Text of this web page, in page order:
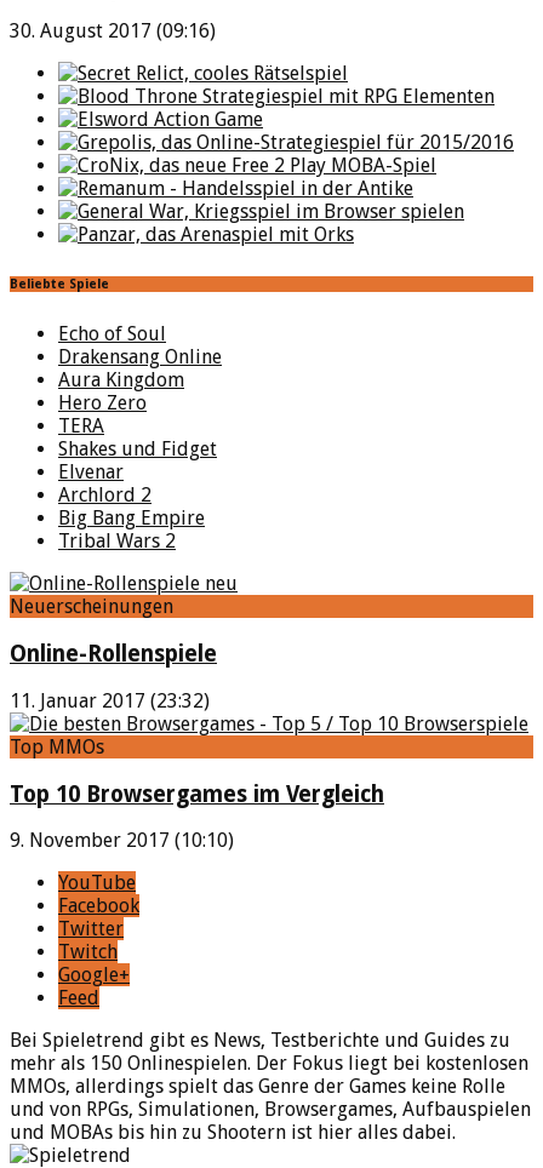
30. August 2017 (09:16)
Beliebte Spiele
Echo of Soul
Drakensang Online
Aura Kingdom
Hero Zero
TERA
Shakes und Fidget
Elvenar
Archlord 2
Big Bang Empire
Tribal Wars 2
Neuerscheinungen
Online-Rollenspiele
11. Januar 2017 (23:32)
Top MMOs
Top 10 Browsergames im Vergleich
9. November 2017 (10:10)
YouTube
Facebook
Twitter
Twitch
Google+
Feed
Bei Spieletrend gibt es News, Testberichte und Guides zu
mehr als 150 Onlinespielen. Der Fokus liegt bei kostenlosen
MMOs, allerdings spielt das Genre der Games keine Rolle
und von RPGs, Simulationen, Browsergames, Aufbauspielen
und MOBAs bis hin zu Shootern ist hier alles dabei.